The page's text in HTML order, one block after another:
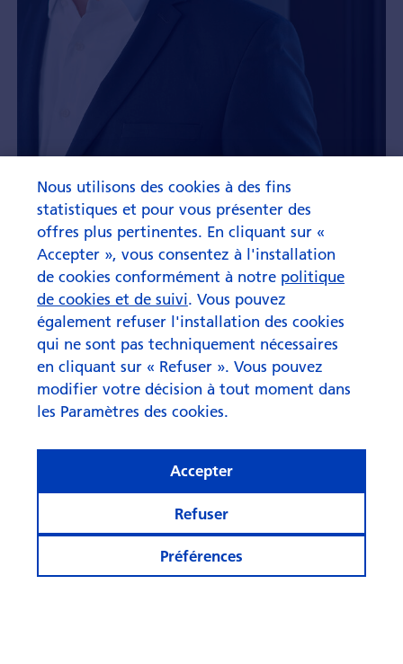
« Ce n'est pas un cliché »
Nous utilisons des cookies à des fins
statistiques et pour vous présenter des
offres plus pertinentes. En cliquant sur «
Accepter », vous consentez à l'installation
de cookies conformément à notre politique
de cookies et de suivi. Vous pouvez
également refuser l'installation des cookies
qui ne sont pas techniquement nécessaires
en cliquant sur « Refuser ». Vous pouvez
modifier votre décision à tout moment dans
les Paramètres des cookies.
Préférences
Refuser
Accepter